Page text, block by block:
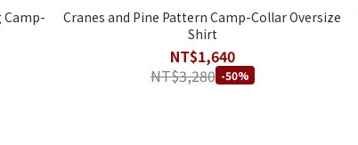
Camp-
Cranes and Pine Pattern Camp-Collar Oversize
Shirt
NT$1,640
NT$3,280 -50%